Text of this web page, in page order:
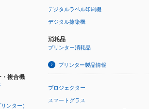
・複合機
ンター）
デジタルラベル印刷機
デジタル捺染機
消耗品
プリンター消耗品
プリンター製品情報
プロジェクター
スマートグラス